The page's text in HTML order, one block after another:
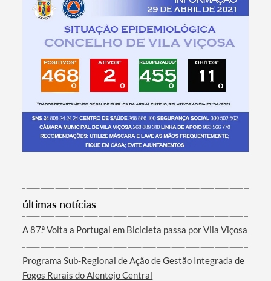
Categorias gerais
últimas notícias
A 87.ª Volta a Portugal em Bicicleta passa por Vila Viçosa
Programa Sub-Regional de Ação de Gestão Integrada de
Fogos Rurais do Alentejo Central